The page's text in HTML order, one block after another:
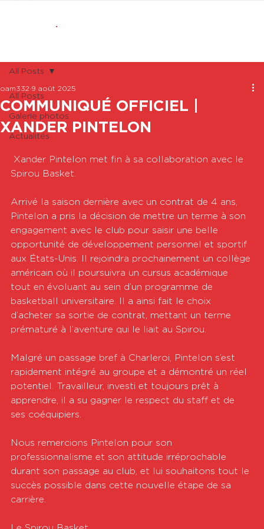
All Posts
Galerie photos
Actualités
All Posts
COMMUNIQUÉ OFFICIEL |
XANDER PINTELON
oam332 9 août 2025
Xander Pintelon met fin à sa collaboration avec le
Spirou Basket.
Arrivé la saison dernière avec un contrat de 4 ans,
Pintelon a pris la décision de mettre un terme à son
engagement avec le club pour saisir une belle
opportunité de développement personnel et sportif
aux États-Unis. Il rejoindra prochainement un collège
américain où il poursuivra un cursus académique
tout en évoluant au sein d’un programme de
basketball universitaire. Il a ainsi fait le choix
d’acheter sa sortie de contrat, mettant un terme
prématuré à l’aventure qui le liait au Spirou.
Malgré un passage bref à Charleroi, Pintelon s’est
rapidement intégré au groupe et a démontré un réel
potentiel. Travailleur, investi et toujours prêt à
apprendre, il a su gagner le respect du staff et de
ses coéquipiers.
Nous remercions Pintelon pour son
professionnalisme et son attitude irréprochable
durant son passage au club, et lui souhaitons tout le
succès possible dans cette nouvelle étape de sa
carrière.